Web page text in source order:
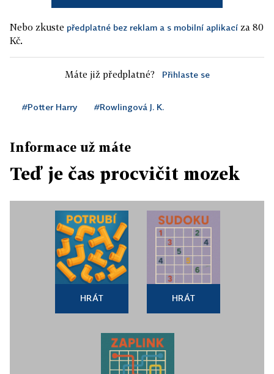
Nebo zkuste předplatné bez reklam a s mobilní aplikací za 80
Kč.
Máte již předplatné? Přihlaste se
#Potter Harry #Rowlingová J. K.
Informace už máte
Teď je čas procvičit mozek
HRÁT HRÁT